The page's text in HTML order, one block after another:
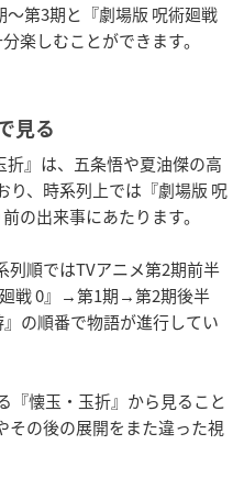
第3期と『劇場版 呪術廻戦
楽しむことができます。
見る
』は、五条悟や夏油傑の高
り、時系列上では『劇場版 呪
の出来事にあたります。
列順ではTVアニメ第2期前半
戦 0』→第1期→第2期後半
の順番で物語が進行してい
『懐玉・玉折』から見ること
その後の展開をまた違った視